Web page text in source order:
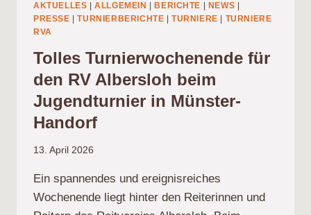
AKTUELLES |ALLGEMEIN BERICHTE NEWS
PRESSE |TURNIERBERICHTE |TURNIERE
TURNIERE
RVA
Tolles Turnierwochenende für
den RV Albersloh beim
Jugendturnier in Münster-
Handorf
13. April 2026
Ein spannendes und ereignisreiches
Wochenende liegt hinter den Reiterinnen und